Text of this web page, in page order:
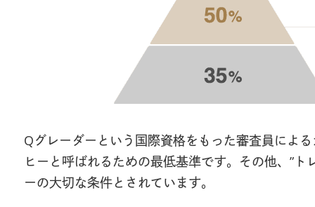
Qグレーダーという国際資格をもった審査員によ
ヒーと呼ばれるための最低基準です。その他、”
ーの大切な条件とされています。